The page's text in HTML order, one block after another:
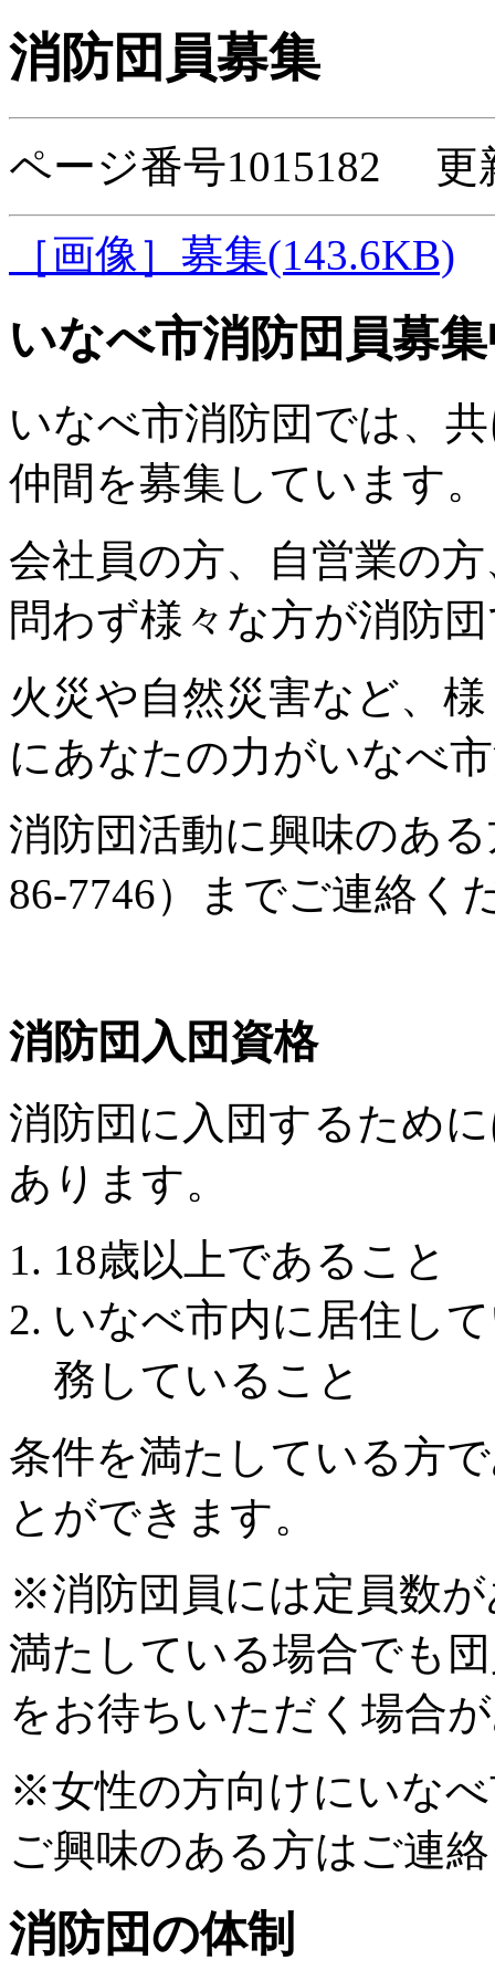
消防団員募集
ページ番号1015182 更
［画像］募集(143.6KB)
いなべ市消防団員募
いなべ市消防団では、
仲間を募集しています。
会社員の方、自営業の
問わず様々な方が消防
火災や自然災害など、
にあなたの力がいなべ
消防団活動に興味のあ
86-7746）までご連絡く
消防団入団資格
消防団に入団するため
あります。
18歳以上であること
いなべ市内に居住し
務していること
条件を満たしている方
とができます。
※消防団員には定員数
満たしている場合でも
をお待ちいただく場合
※女性の方向けにいな
ご興味のある方はご連
消防団の体制